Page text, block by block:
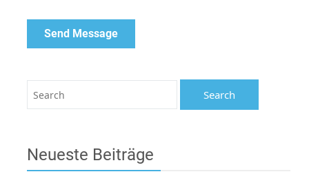
Neueste Beiträge